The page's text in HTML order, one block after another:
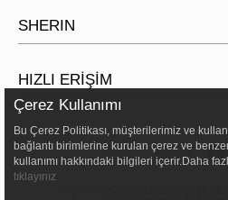
SHERIN
HIZLI ERİŞİM
Çerez Kullanımı
Bu Çerez Politikası, müşterilerimiz ve
bağlantı birimlerine kurulan çerez ve
kullanımı hakkındaki bilgileri içerir.Daha
tıklayınız